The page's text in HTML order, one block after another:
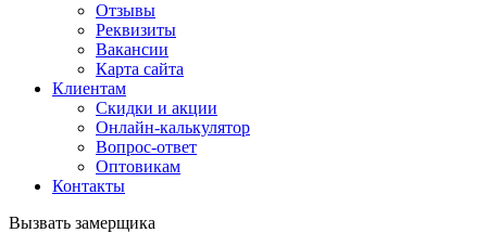
Отзывы
Реквизиты
Вакансии
Карта сайта
Клиентам
Скидки и акции
Онлайн-калькулятор
Вопрос-ответ
Оптовикам
Контакты
Вызвать замерщика